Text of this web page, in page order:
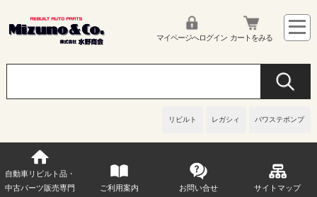
リビルト レガシィ パワステポンプ
マイページへログイン カートをみる
自動車リビルト品・
中古パーツ販売専門
ご利用案内 お問い合せ サイトマップ